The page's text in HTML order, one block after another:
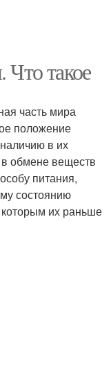
Что такое
часть мира
положение
в их
в обмене веществ
питания,
состоянию
их раньше